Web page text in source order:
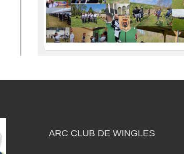
ARC CLUB DE WINGLES